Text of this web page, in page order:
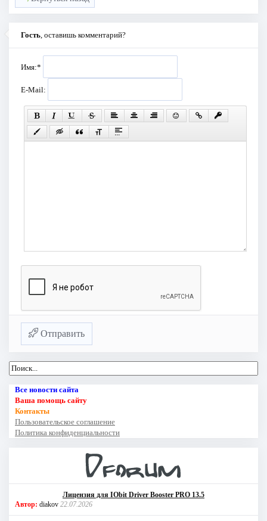
Гость , оставишь комментарий?
Имя:*
E-Mail:
Отправить
Все новости сайта
Ваша помощь сайту
Контакты
Пользовательское соглашение
Политика конфиденциальности
Лицензия для IObit Driver Booster PRO 13.5
Автор: diakov 22.07.2026